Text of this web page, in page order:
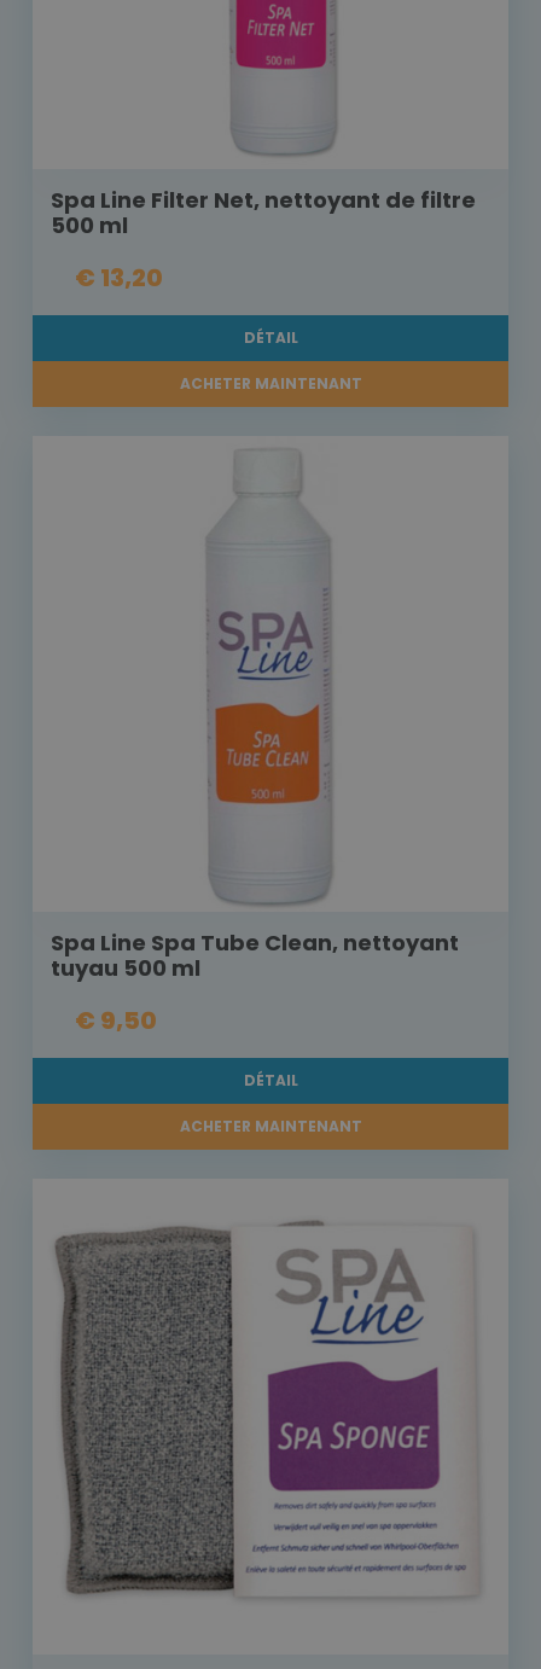
Spa Line Filter Net, nettoyant de filtre
500 ml
€ 13,20
DÉTAIL
ACHETER MAINTENANT
Spa Line Spa Tube Clean, nettoyant
tuyau 500 ml
€ 9,50
DÉTAIL
ACHETER MAINTENANT